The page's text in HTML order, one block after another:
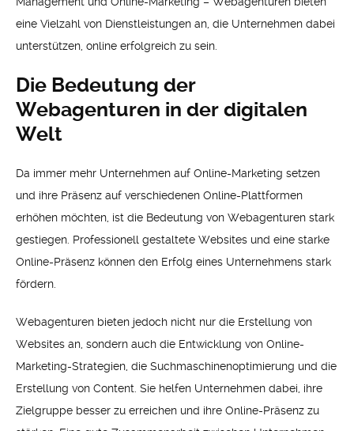
eine Vielzahl von Dienstleistungen an, die Unternehmen dabei
unterstützen, online erfolgreich zu sein.
Die Bedeutung der
Webagenturen in der digitalen
Welt
Da immer mehr Unternehmen auf Online-Marketing setzen
und ihre Präsenz auf verschiedenen Online-Plattformen
erhöhen möchten, ist die Bedeutung von Webagenturen stark
gestiegen. Professionell gestaltete Websites und eine starke
Online-Präsenz können den Erfolg eines Unternehmens stark
fördern.
Webagenturen bieten jedoch nicht nur die Erstellung von
Websites an, sondern auch die Entwicklung von Online-
Marketing-Strategien, die Suchmaschinenoptimierung und die
Erstellung von Content. Sie helfen Unternehmen dabei, ihre
Zielgruppe besser zu erreichen und ihre Online-Präsenz zu